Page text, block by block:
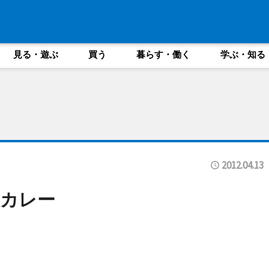
見る・遊ぶ 買う 暮らす・働く 学ぶ・知る
2012.04.13
レー